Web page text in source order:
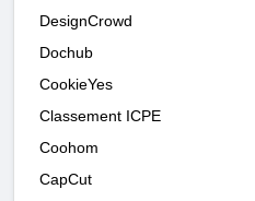
DesignCrowd
Dochub
CookieYes
Classement ICPE
Coohom
CapCut